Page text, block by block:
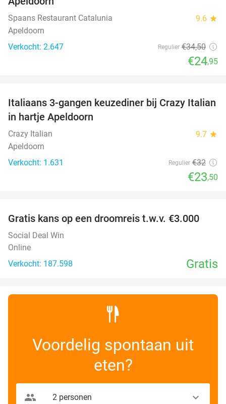
Spaans Restaurant Catalunia 9.6 star
Apeldoorn
Verkocht: 2.647
Regulier €34,50
€24,95
27%
Italiaans 3-gangen keuzediner bij Crazy Italian
in hartje Apeldoorn
Crazy Italian 9.7 star
Apeldoorn
Verkocht: 1.631
Regulier €32
€23,50
Gratis kans op een droomreis t.w.v. €3.000
Social Deal Win
Online
Verkocht: 187.598
Gratis
Voordelig spontaan uit
eten?